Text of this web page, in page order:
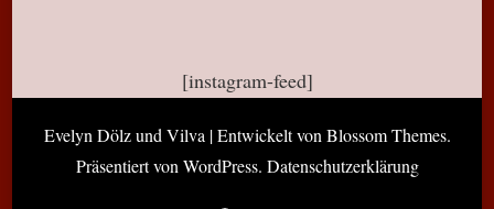
[instagram-feed]
Evelyn Dölz und Vilva | Entwickelt von Blossom Themes.
Präsentiert von WordPress. Datenschutzerklärung